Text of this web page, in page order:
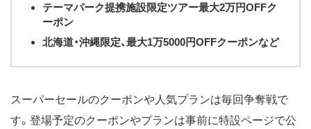
テーマパーク提携施設限定ツアー最大2万円OFFク
ーポン
北海道・沖縄限定、最大1万5000円OFFクーポンなど
スーパーセールのクーポンや人気プランは毎回争奪戦で
す。登場予定のクーポンやプランは事前に特設ページで公